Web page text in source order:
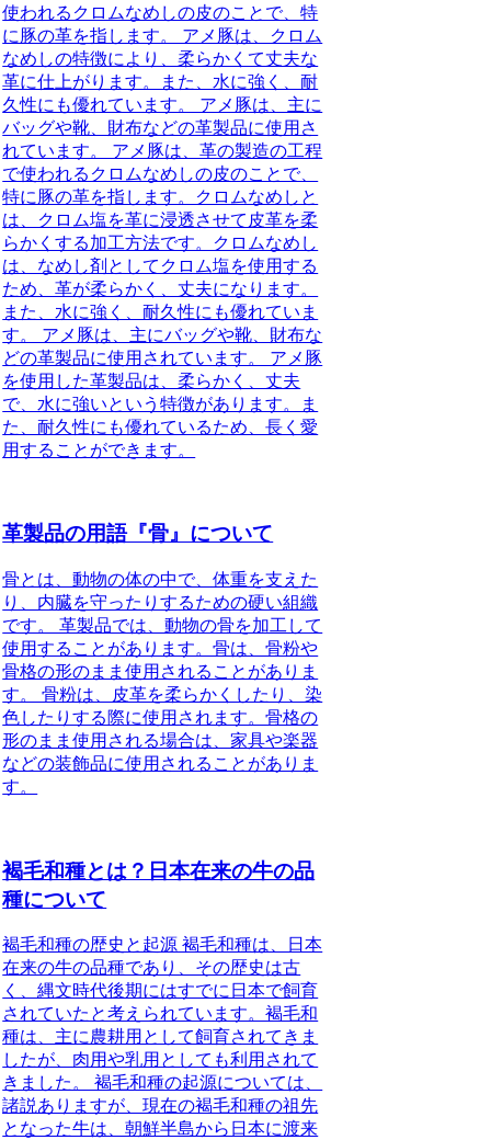
使われるクロムなめしの皮のことで、特
に豚の革を指します。 アメ豚は、クロム
なめしの特徴により、柔らかくて丈夫な
革に仕上がります。また、水に強く、耐
久性にも優れています。 アメ豚は、主に
バッグや靴、財布などの革製品に使用さ
れています。 アメ豚は、革の製造の工程
で使われるクロムなめしの皮のことで、
特に豚の革を指します。クロムなめしと
は、クロム塩を革に浸透させて皮革を柔
らかくする加工方法です。クロムなめし
は、なめし剤としてクロム塩を使用する
ため、革が柔らかく、丈夫になります。
また、水に強く、耐久性にも優れていま
す。 アメ豚は、主にバッグや靴、財布な
どの革製品に使用されています。 アメ豚
を使用した革製品は、柔らかく、丈夫
で、水に強いという特徴があります。ま
た、耐久性にも優れているため、長く愛
用することができます。
革製品の用語『骨』について
骨とは、動物の体の中で、体重を支えた
り、内臓を守ったりするための硬い組織
です。 革製品では、動物の骨を加工して
使用することがあります。骨は、骨粉や
骨格の形のまま使用されることがありま
す。 骨粉は、皮革を柔らかくしたり、染
色したりする際に使用されます。骨格の
形のまま使用される場合は、家具や楽器
などの装飾品に使用されることがありま
す。
褐毛和種とは？日本在来の牛の品
種について
褐毛和種の歴史と起源 褐毛和種は、日本
在来の牛の品種であり、その歴史は古
く、縄文時代後期にはすでに日本で飼育
されていたと考えられています。褐毛和
種は、主に農耕用として飼育されてきま
したが、肉用や乳用としても利用されて
きました。 褐毛和種の起源については、
諸説ありますが、現在の褐毛和種の祖先
となった牛は、朝鮮半島から日本に渡来